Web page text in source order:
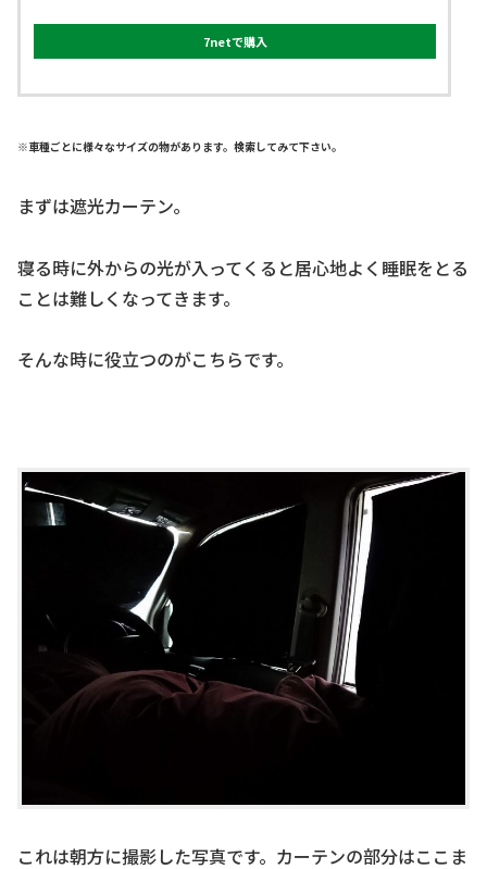
7netで購入
※車種ごとに様々なサイズの物があります。検索してみて下さい。
まずは遮光カーテン。
寝る時に外からの光が入ってくると居心地よく睡眠をとる
ことは難しくなってきます。
そんな時に役立つのがこちらです。
これは朝方に撮影した写真です。カーテンの部分はここま